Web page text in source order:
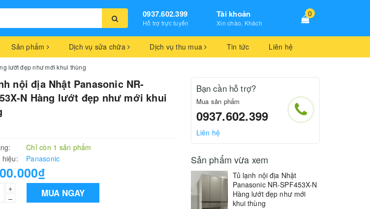
0937.602.399
Hỗ trợ trực tuyến
Tài khoản
Xin chào, Khách
0
Sản phẩm Dịch vụ sửa chữa Dịch vụ thu mua Tin tức Liên hệ
lướt đẹp như mới khui thùng
nội địa Nhật Panasonic NR-
N Hàng lướt đẹp như mới khui
Chỉ còn 1 sản phẩm
Panasonic
+
–
MUA NGAY
Bạn cần hỗ trợ?
Mua sản phẩm
0937.602.399
Liên hệ
Sản phẩm vừa xem
Tủ lạnh nội địa Nhật
Panasonic NR-SPF453X-N
Hàng lướt đẹp như mới
khui thùng